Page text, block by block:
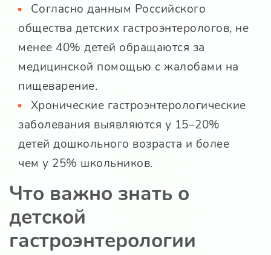
Согласно данным Российского
общества детских гастроэнтерологов, не
менее 40% детей обращаются за
медицинской помощью с жалобами на
пищеварение.
Хронические гастроэнтерологические
заболевания выявляются у 15–20%
детей дошкольного возраста и более
чем у 25% школьников.
Что важно знать о
детской
гастроэнтерологии